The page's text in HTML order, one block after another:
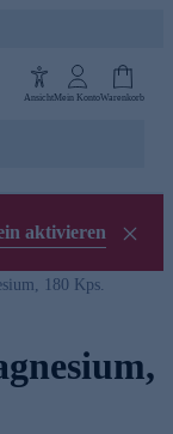
AnsichtMein KontoWarenkorb
aktivieren
180 Kps.